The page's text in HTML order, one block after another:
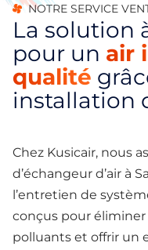
NOTRE SERVICE
La solution
pour un air
qualité
installation
Chez Kusicair, nous
d’échangeur d’air à
l’entretien de
conçus pour éliminer
polluants et offrir un